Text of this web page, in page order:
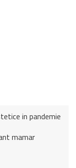
in pandemie
mamar